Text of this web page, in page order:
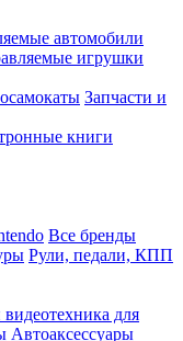
автомобили
игрушки
Запчасти и
книги
Все бренды
Рули, педали, КПП
для
Автоаксессуары